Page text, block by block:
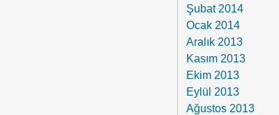
Şubat 2014
Ocak 2014
Aralık 2013
Kasım 2013
Ekim 2013
Eylül 2013
Ağustos 2013